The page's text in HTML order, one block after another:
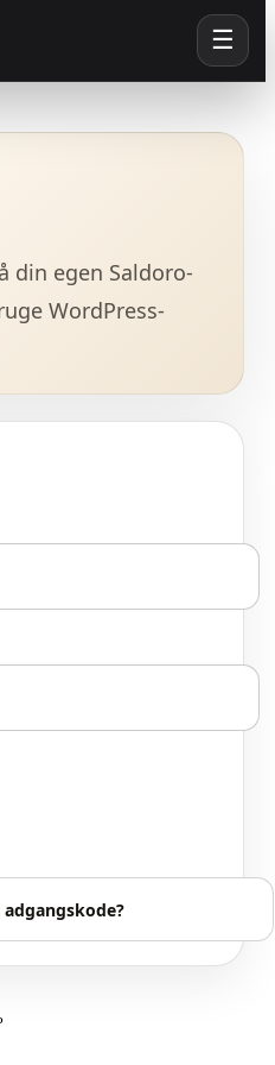
☰
din egen Saldoro-
WordPress-